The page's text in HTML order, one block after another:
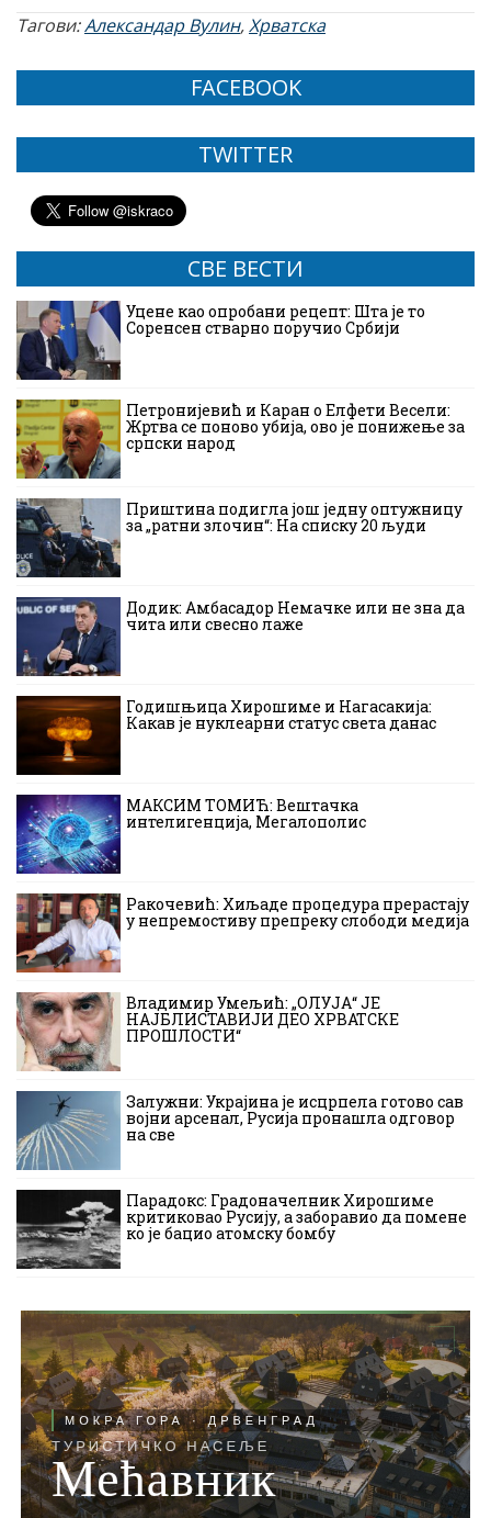
Тагови:Александар Вулин,Хрватска
FACEBOOK
TWITTER
СВЕ ВЕСТИ
Уцене као опробани рецепт: Шта је то
Соренсен стварно поручио Србији
Петронијевић и Каран о Елфети Весели:
Жртва се поново убија, ово је понижење за
српски народ
Приштина подигла још једну оптужницу
за „ратни злочин“: На списку 20 људи
Додик: Амбасадор Немачке или не зна да
чита или свесно лаже
Годишњица Хирошиме и Нагасакија:
Какав је нуклеарни статус света данас
МАКСИМ ТОМИЋ: Вештачка
интелигенција, Мегалополис
Ракочевић: Хиљаде процедура прерастају
у непремостиву препреку слободи медија
Владимир Умељић: „ОЛУЈА“ ЈЕ
НАЈБЛИСТАВИЈИ ДЕО ХРВАТСКЕ
ПРОШЛОСТИ“
Залужни: Украјина је исцрпела готово сав
војни арсенал, Русија пронашла одговор
на све
Парадокс: Градоначелник Хирошиме
критиковао Русију, а заборавио да помене
ко је бацио атомску бомбу